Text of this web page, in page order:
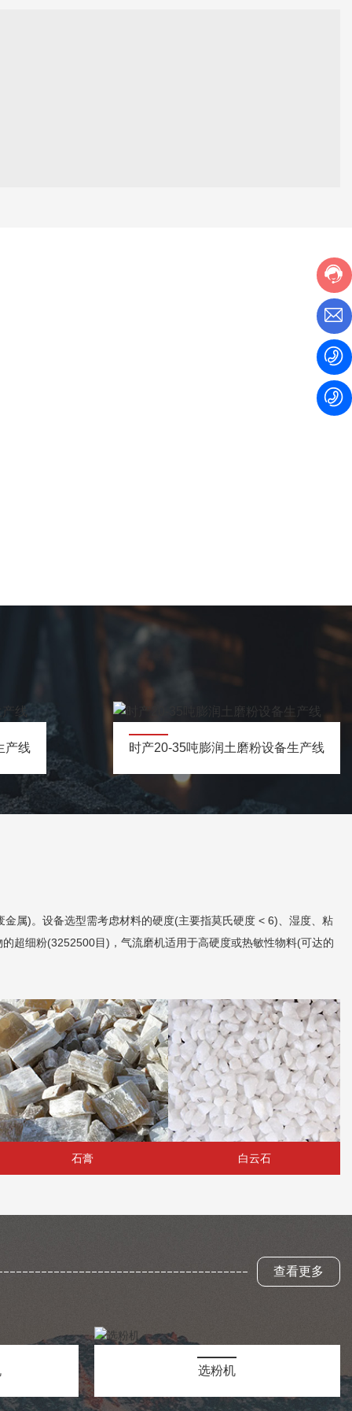
产线 时产20-35吨膨润土磨粉设备生产线
属)。设备选型需考虑材料的硬度(主要指莫氏硬度 < 6)、湿度、粘
超细粉(3252500目)，气流磨机适用于高硬度或热敏性物料(可达的
石膏 白云石
查看更多
选粉机